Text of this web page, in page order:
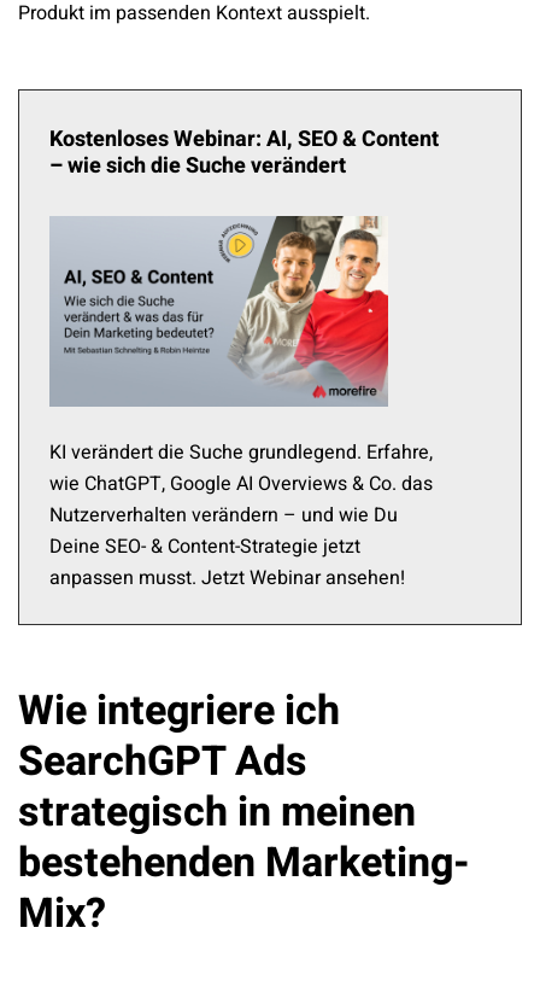
Produkt im passenden Kontext ausspielt.
Kostenloses Webinar: AI, SEO & Content
– wie sich die Suche verändert
KI verändert die Suche grundlegend. Erfahre,
wie ChatGPT, Google AI Overviews & Co. das
Nutzerverhalten verändern – und wie Du
Deine SEO- & Content-Strategie jetzt
anpassen musst. Jetzt Webinar ansehen!
Wie integriere ich
SearchGPT Ads
strategisch in meinen
bestehenden Marketing-
Mix?